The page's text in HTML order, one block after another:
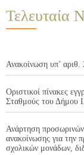
Τελευταία
Ανακοίνωση υπ’
Οριστικοί πίνακες
Σταθμούς του Δήμου
Ανάρτηση
ανακοίνωσης για την
σχολικών μονάδων,